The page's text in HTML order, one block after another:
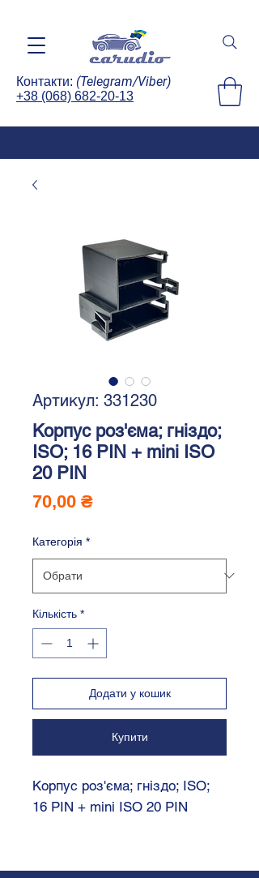
Контакти: (Telegram/Viber)
+38 (068) 682-20-13
Артикул: 331230
Корпус роз'єма; гніздо;
ISO; 16 PIN + mini ISO
20 PIN
70,00 ₴Ціна
Категорія *
Кількість *
Додати у кошик
Купити
Корпус роз'єма; гніздо; ISO;
16 PIN + mini ISO 20 PIN